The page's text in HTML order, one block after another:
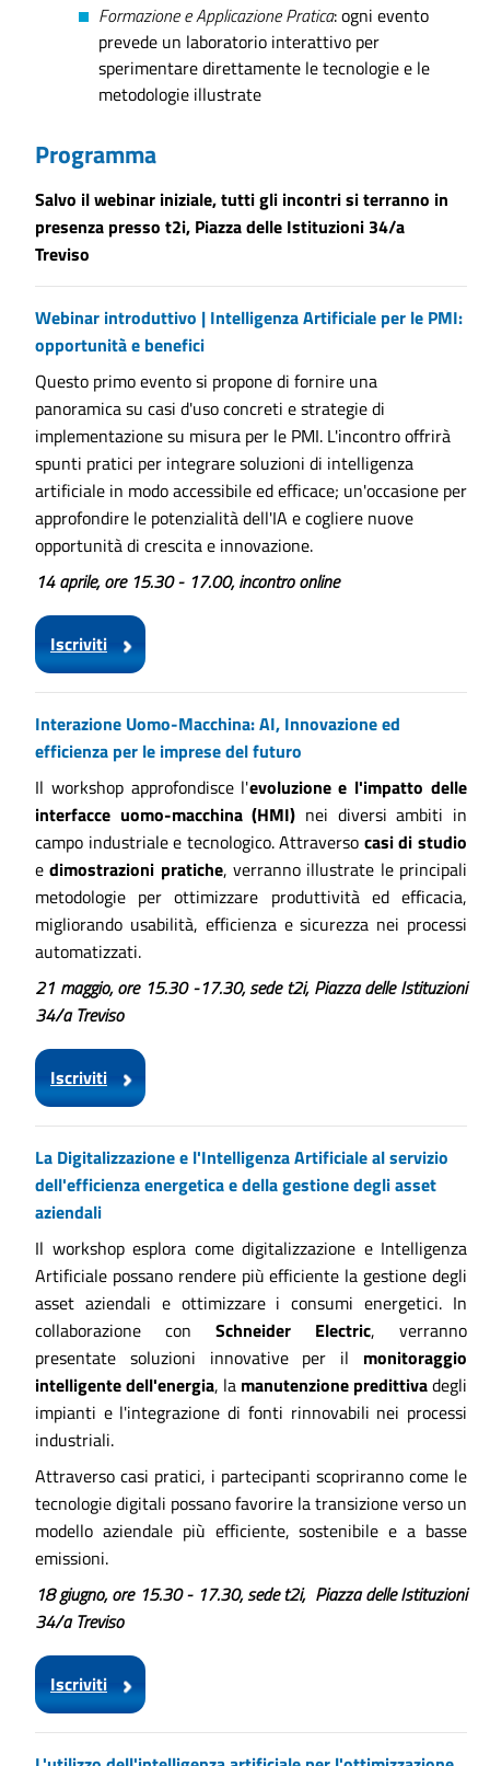
Formazione e Applicazione Pratica: ogni evento
prevede un laboratorio interattivo per
sperimentare direttamente le tecnologie e le
metodologie illustrate
Programma
Salvo il webinar iniziale, tutti gli incontri si terranno in
presenza presso t2i, Piazza delle Istituzioni 34/a
Treviso
Webinar introduttivo | Intelligenza Artificiale per le PMI:
opportunità e benefici
Questo primo evento si propone di fornire una
panoramica su casi d'uso concreti e strategie di
implementazione su misura per le PMI. L'incontro offrirà
spunti pratici per integrare soluzioni di intelligenza
artificiale in modo accessibile ed efficace; un'occasione per
approfondire le potenzialità dell'IA e cogliere nuove
opportunità di crescita e innovazione.
14 aprile, ore 15.30 - 17.00, incontro online
Iscriviti
Interazione Uomo-Macchina: AI, Innovazione ed
efficienza per le imprese del futuro
Il workshop approfondisce l'evoluzione e l'impatto delle
interfacce uomo-macchina (HMI) nei diversi ambiti in
campo industriale e tecnologico. Attraverso casi di studio
edimostrazioni pratiche, verranno illustrate le principali
metodologie per ottimizzare produttività ed efficacia,
migliorando usabilità, efficienza e sicurezza nei processi
automatizzati.
21 maggio, ore 15.30 -17.30, sede t2i, Piazza delle Istituzioni
34/a Treviso
Iscriviti
La Digitalizzazione e l'Intelligenza Artificiale al servizio
dell'efficienza energetica e della gestione degli asset
aziendali
Il workshop esplora come digitalizzazione e Intelligenza
Artificiale possano rendere più efficiente la gestione degli
asset aziendali e ottimizzare i consumi energetici. In
collaborazione con Schneider Electric, verranno
presentate soluzioni innovative per il monitoraggio
intelligente dell'energia, la manutenzione predittivadegli
impianti e l'integrazione di fonti rinnovabili nei processi
industriali.
Attraverso casi pratici, i partecipanti scopriranno come le
tecnologie digitali possano favorire la transizione verso un
modello aziendale più efficiente, sostenibile e a basse
emissioni.
18 giugno, ore 15.30 - 17.30, sede t2i, Piazza delle Istituzioni
34/a Treviso
Iscriviti